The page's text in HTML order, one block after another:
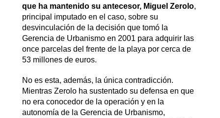
que ha mantenido su antecesor, Miguel Zerolo,
principal imputado en el caso, sobre su
desvinculación de la decisión que tomó la
Gerencia de Urbanismo en 2001 para adquirir las
once parcelas del frente de la playa por cerca de
53 millones de euros.
No es esta, además, la única contradicción.
Mientras Zerolo ha sustentado su defensa en que
no era conocedor de la operación y en la
autonomía de la Gerencia de Urbanismo,